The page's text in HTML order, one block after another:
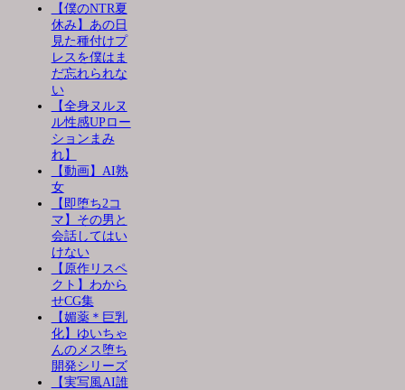
【僕のNTR夏
休み】あの日
見た種付けプ
レスを僕はま
だ忘れられな
い
【全身ヌルヌ
ル性感UPロー
ションまみ
れ】
【動画】AI熟
女
【即堕ち2コ
マ】その男と
会話してはい
けない
【原作リスペ
クト】わから
せCG集
【媚薬＊巨乳
化】ゆいちゃ
んのメス堕ち
開発シリーズ
【実写風AI誰